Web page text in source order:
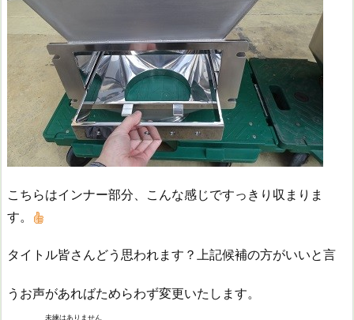
こちらはインナー部分、こんな感じですっきり収まりま
す。
タイトル皆さんどう思われます？上記候補の方がいいと言
うお声があればためらわず変更いたします。
未練はありません